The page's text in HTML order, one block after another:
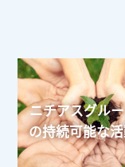
ニチアスグル
の持続可能な